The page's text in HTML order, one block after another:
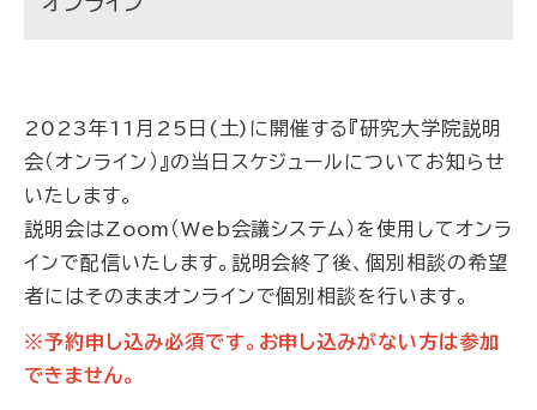
2023年11月25日(土)に開催する『研究大学院説明
会（オンライン）』の当日スケジュールについてお知らせ
いたします。
説明会はZoom（Web会議システム）を使用してオンラ
インで配信いたします。説明会終了後、個別相談の希望
者にはそのままオンラインで個別相談を行います。
※予約申し込み必須です。お申し込みがない方は参加
できません。